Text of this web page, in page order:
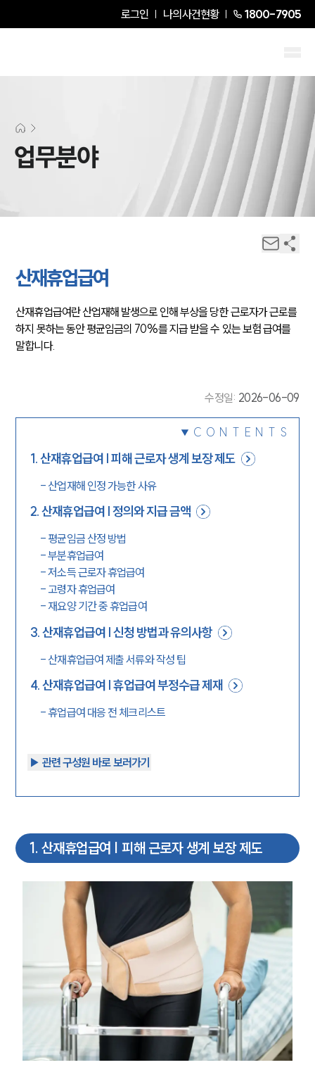
로그인 나의사건현황 1800-7905
업무분야
산재휴업급여
산재휴업급여란 산업재해 발생으로 인해 부상을 당한 근로자가 근로를
하지 못하는 동안 평균임금의 70%를 지급 받을 수 있는 보험 급여를
말합니다.
수정일: 2026-06-09
CONTENTS
1.산재휴업급여 | 피해 근로자 생계 보장 제도
-산업재해 인정 가능한 사유
2.산재휴업급여 | 정의와 지급 금액
- 평균임금 산정 방법
-부분휴업급여
-저소득 근로자 휴업급여
-고령자 휴업급여
- 재요양 기간 중 휴업급여
3.산재휴업급여 | 신청 방법과 유의사항
-산재휴업급여 제출 서류와 작성 팁
4.산재휴업급여 | 휴업급여 부정수급 제재
-휴업급여 대응 전 체크리스트
▶︎ 관련 구성원 바로 보러가기
1. 산재휴업급여 | 피해 근로자 생계 보장 제도